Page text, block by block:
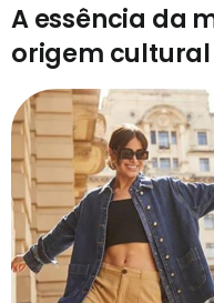
A essência da
origem cultural